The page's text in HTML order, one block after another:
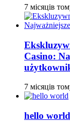
7 місяців
Casino:
7 місяців
hello world